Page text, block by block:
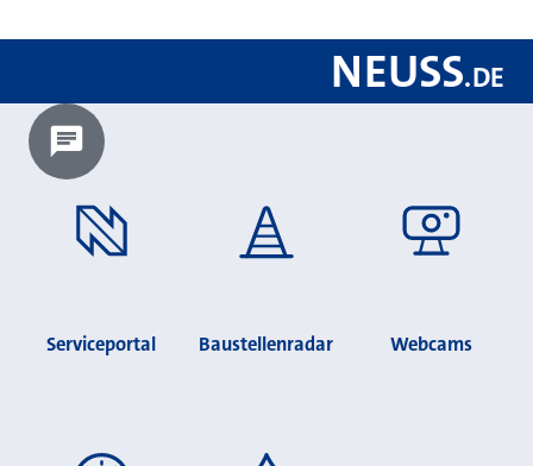
NEUSS.DE
Chatbot laden?
Serviceportal Baustellenradar Webcams